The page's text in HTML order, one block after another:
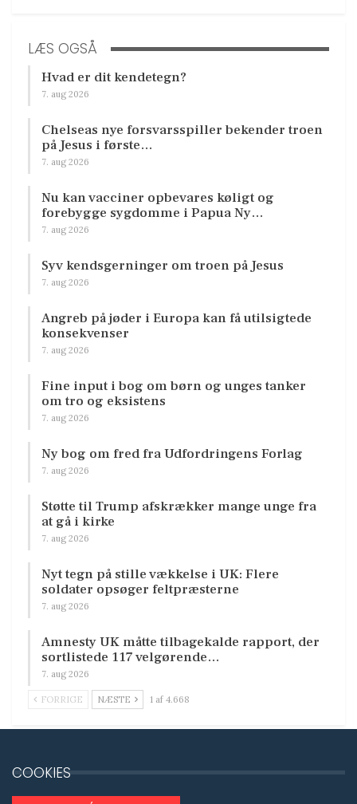
LÆS OGSÅ
Hvad er dit kendetegn?
7. aug 2026
Chelseas nye forsvarsspiller bekender troen
på Jesus i første…
7. aug 2026
Nu kan vacciner opbevares køligt og
forebygge sygdomme i Papua Ny…
7. aug 2026
Syv kendsgerninger om troen på Jesus
7. aug 2026
Angreb på jøder i Europa kan få utilsigtede
konsekvenser
7. aug 2026
Fine input i bog om børn og unges tanker
om tro og eksistens
7. aug 2026
Ny bog om fred fra Udfordringens Forlag
7. aug 2026
Støtte til Trump afskrækker mange unge fra
at gå i kirke
7. aug 2026
Nyt tegn på stille vækkelse i UK: Flere
soldater opsøger feltpræsterne
7. aug 2026
Amnesty UK måtte tilbagekalde rapport, der
sortlistede 117 velgørende…
7. aug 2026
FORRIGE NÆSTE 1 af 4.668
COOKIES